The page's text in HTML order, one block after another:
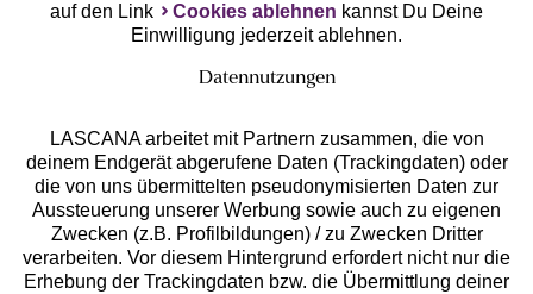
Services
Beratung
auf den Link
Cookies ablehnen kannst Du Deine
Einwilligung jederzeit ablehnen.
Datennutzungen
LASCANA arbeitet mit Partnern zusammen, die von
deinem Endgerät abgerufene Daten (Trackingdaten) oder
die von uns übermittelten pseudonymisierten Daten zur
Aussteuerung unserer Werbung sowie auch zu eigenen
Zwecken (z.B. Profilbildungen) / zu Zwecken Dritter
verarbeiten. Vor diesem Hintergrund erfordert nicht nur die
Erhebung der Trackingdaten bzw. die Übermittlung deiner